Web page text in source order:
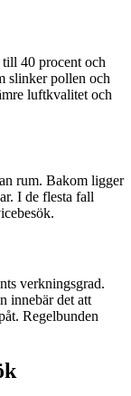
40 procent och
slinker pollen och
luftkvalitet och
rum. Bakom ligger
I de flesta fall
verkningsgrad.
innebär det att
Regelbunden